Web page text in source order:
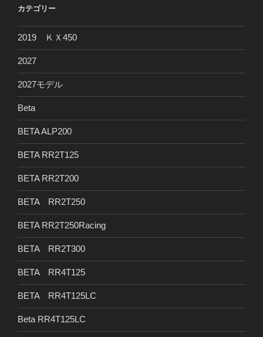
カテゴリー
2019 ＫＸ450
2027
2027モデル
Beta
BETA ALP200
BETA RR2T125
BETA RR2T200
BETA RR2T250
BETA RR2T250Racing
BETA RR2T300
BETA RR4T125
BETA RR4T125LC
Beta RR4T125LC